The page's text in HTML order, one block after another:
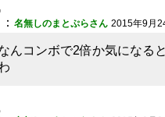
： 名無しのまとぷらさん 2015年9月
んコンボで2倍か気になる